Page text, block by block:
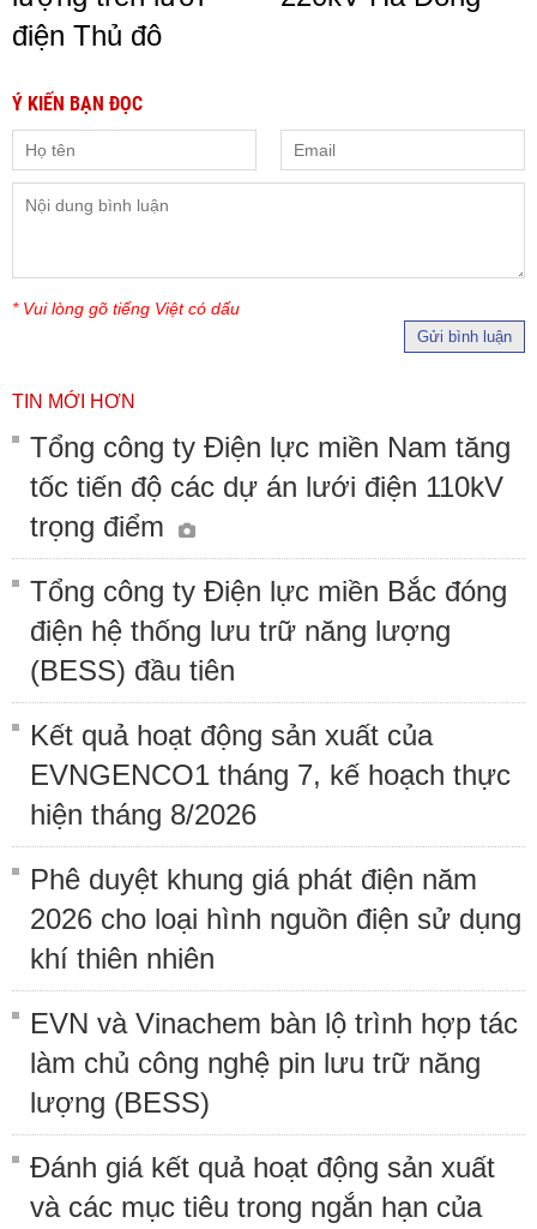
điện Thủ đô
Ý KIẾN BẠN ĐỌC
* Vui lòng gõ tiếng Việt có dấu
Gửi bình luận
TIN MỚI HƠN
Tổng công ty Điện lực miền Nam tăng
tốc tiến độ các dự án lưới điện 110kV
trọng điểm
Tổng công ty Điện lực miền Bắc đóng
điện hệ thống lưu trữ năng lượng
(BESS) đầu tiên
Kết quả hoạt động sản xuất của
EVNGENCO1 tháng 7, kế hoạch thực
hiện tháng 8/2026
Phê duyệt khung giá phát điện năm
2026 cho loại hình nguồn điện sử dụng
khí thiên nhiên
EVN và Vinachem bàn lộ trình hợp tác
làm chủ công nghệ pin lưu trữ năng
lượng (BESS)
Đánh giá kết quả hoạt động sản xuất
và các mục tiêu trong ngắn hạn của